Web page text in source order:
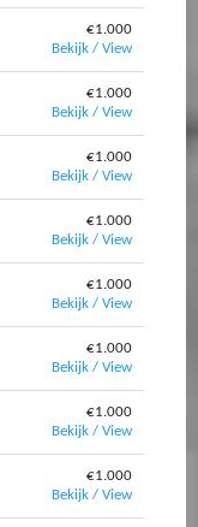
€1.000
Bekijk / View
€1.000
Bekijk / View
€1.000
Bekijk / View
€1.000
Bekijk / View
€1.000
Bekijk / View
€1.000
Bekijk / View
€1.000
Bekijk / View
€1.000
Bekijk / View